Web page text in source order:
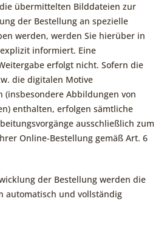
übermittelten Bilddateien zur
der Bestellung an spezielle
werden, werden Sie hierüber in
informiert. Eine
erfolgt nicht. Sofern die
die digitalen Motive
(insbesondere Abbildungen von
enthalten, erfolgen sämtliche
ausschließlich zum
Online-Bestellung gemäß Art. 6
der Bestellung werden die
automatisch und vollständig